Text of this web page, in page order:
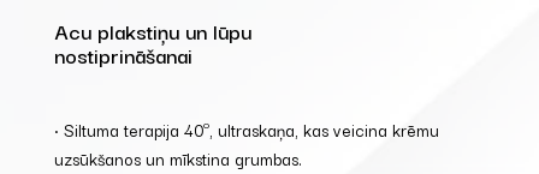
Acu plakstiņu un lūpu
nostiprināšanai
• Siltuma terapija 40º, ultraskaņa, kas veicina krēmu
uzsūkšanos un mīkstina grumbas.